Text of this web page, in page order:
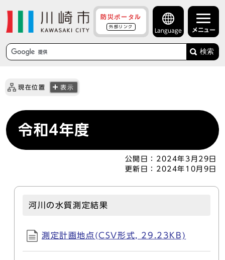
防災ポータル
外部リンク
Language メニュー
検索
現在位置 表示
令和4年度
公開日： 2024年3月29日
更新日： 2024年10月9日
河川の水質測定結果
測定計画地点(CSV形式, 29.23KB)